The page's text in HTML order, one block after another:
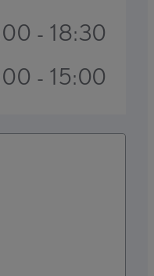
- 18:30
- 15:00